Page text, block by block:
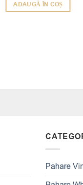
ADAUGĂ ÎN COȘ
Pahare